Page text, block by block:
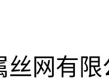
丝网有限